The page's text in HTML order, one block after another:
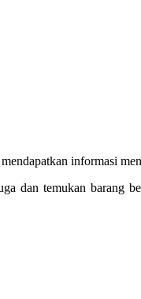
informasi
dan temukan barang